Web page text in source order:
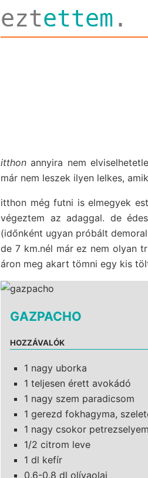
eztettem .
itthon annyira nem
már nem leszek ilyen lelkes,
itthon még futni is elmegyek
végeztem az adaggal. de
(időnként ugyan próbált
de 7 km.nél már ez nem olyan
áron meg akart tömni egy kis
GAZPACHO
HOZZÁVALÓK
1 nagy uborka
1 teljesen érett avokádó
1 nagy szem paradicsom
1 gerezd fokhagyma,
1 nagy csokor petrezselyem
1/2 citrom leve
1 dl kefír
0.6-0.8 dl olívaolaj